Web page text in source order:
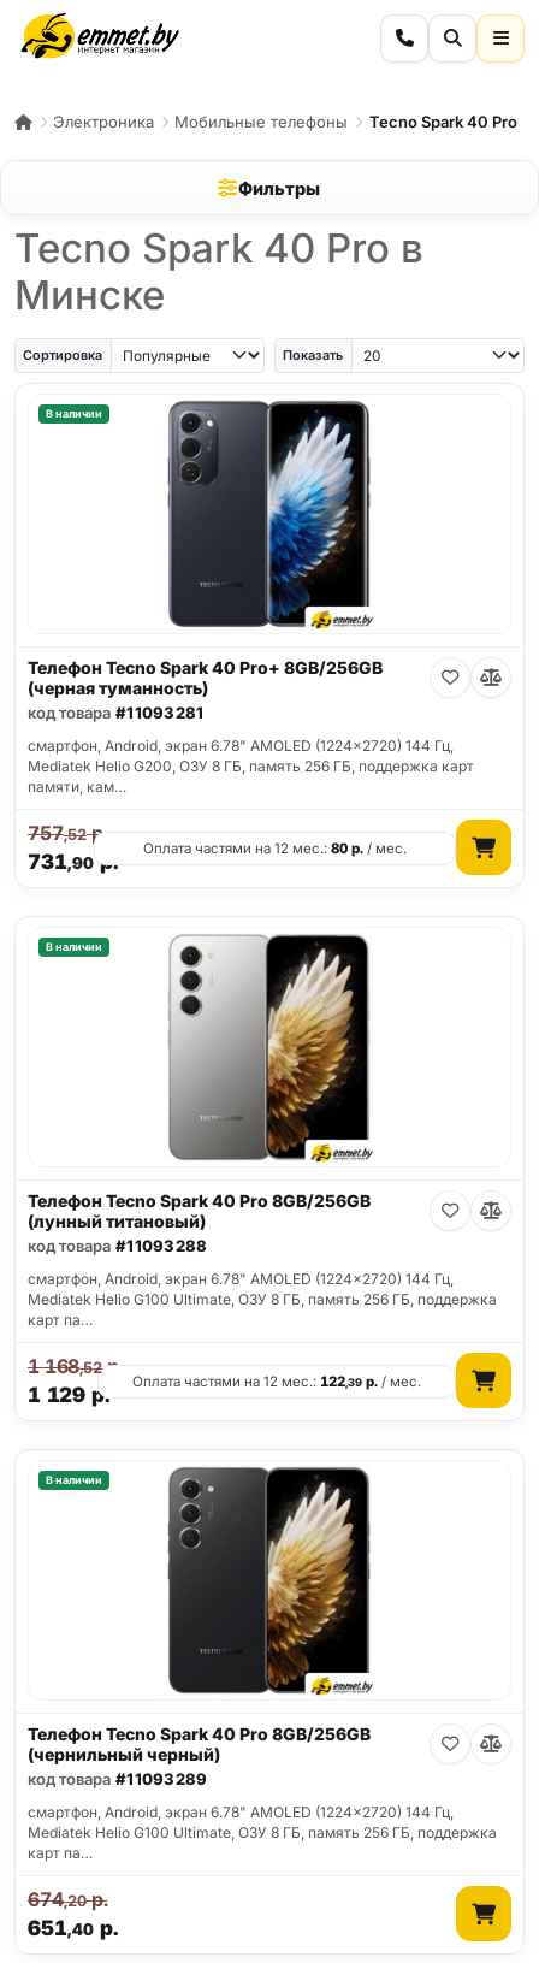
Электроника Мобильные телефоны Tecno Spark 40 Pro
Фильтры
Tecno Spark 40 Pro в
Минске
Сортировка Показать
В наличии
Телефон Tecno Spark 40 Pro+ 8GB/256GB
(черная туманность)
код товара #11093281
смартфон, Android, экран 6.78" AMOLED (1224x2720) 144 Гц,
Mediatek Helio G200, ОЗУ 8 ГБ, память 256 ГБ, поддержка карт
памяти, кам…
731,90р.
757,52р.
Оплата частями на 12 мес.:80 р. / мес.
В наличии
Телефон Tecno Spark 40 Pro 8GB/256GB
(лунный титановый)
код товара #11093288
смартфон, Android, экран 6.78" AMOLED (1224x2720) 144 Гц,
Mediatek Helio G100 Ultimate, ОЗУ 8 ГБ, память 256 ГБ, поддержка
карт па…
1 129 р.
1 168,52р.
Оплата частями на 12 мес.:122,39 р. / мес.
В наличии
Телефон Tecno Spark 40 Pro 8GB/256GB
(чернильный черный)
код товара #11093289
смартфон, Android, экран 6.78" AMOLED (1224x2720) 144 Гц,
Mediatek Helio G100 Ultimate, ОЗУ 8 ГБ, память 256 ГБ, поддержка
карт па…
651,40р.
674,20р.